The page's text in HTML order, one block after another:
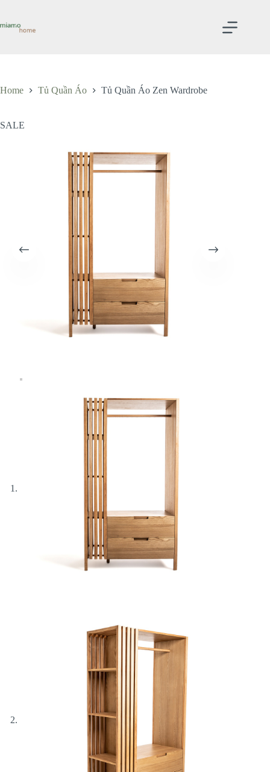
content
Home Tủ Quần Áo Tủ Quần Áo Zen Wardrobe
SALE